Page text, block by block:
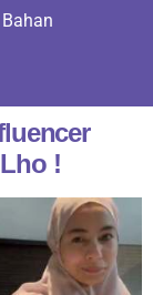
!